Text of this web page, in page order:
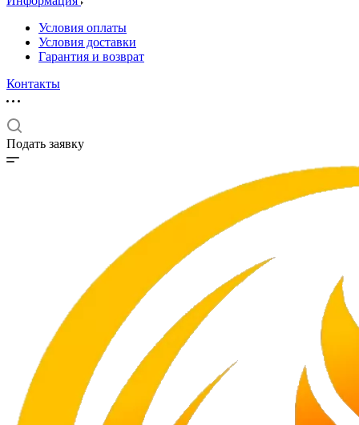
Условия оплаты
Условия доставки
Гарантия и возврат
Контакты
Подать заявку